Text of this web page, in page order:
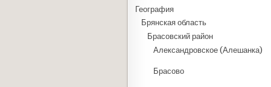
География
Брянская область
Брасовский район
Александровское (Алешанка)
Брасово